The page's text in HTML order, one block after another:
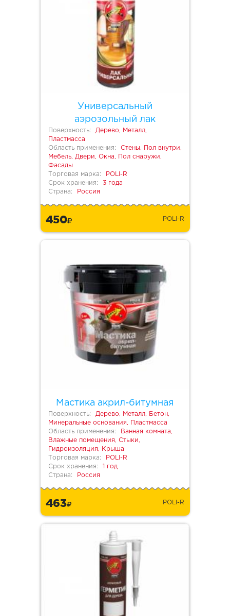
Универсальный
аэрозольный лак
Поверхность:
Дерево, Металл,
Пластмасса
Область применения:
Стены, Пол внутри,
Мебель, Двери, Окна, Пол снаружи,
Фасады
Торговая марка:
POLI-R
Срок хранения:
3 года
Страна:
Россия
450 POLI-R
Мастика акрил-битумная
Поверхность:
Дерево, Металл, Бетон,
Минеральные основания, Пластмасса
Область применения:
Ванная комната,
Влажные помещения, Стыки,
Гидроизоляция, Крыша
Торговая марка:
POLI-R
Срок хранения:
1 год
Страна:
Россия
463 POLI-R